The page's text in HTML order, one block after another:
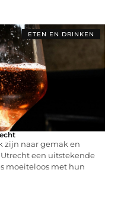
ETEN EN DRINKEN
zijn naar gemak en
een uitstekende
moeiteloos met hun